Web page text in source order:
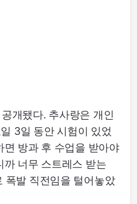
개됐다. 추사랑은 개인
3일 동안 시험이 있었
면 방과 후 수업을 받아야
까 너무 스트레스 받는
폭발 직전임을 털어놓았